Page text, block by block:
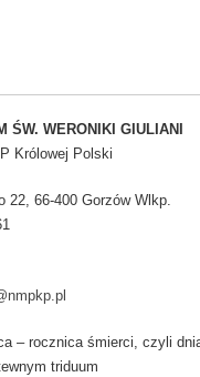
ŚW. WERONIKI GIULIANI
Królowej Polski
22, 66-400 Gorzów Wlkp.
– rocznica śmierci, czyli
triduum